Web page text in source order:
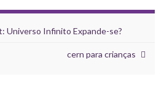
Universo Infinito Expande-se?
cern para crianças